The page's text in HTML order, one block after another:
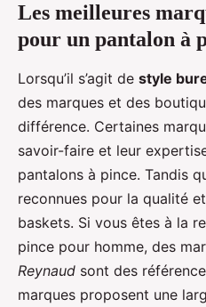
Les meilleures
pour un pantalon à
Lorsqu’il s’agit de style
des marques et des
différence. Certaines
savoir-faire et leur
pantalons à pince. Tandis
reconnues pour la qualité
baskets. Si vous êtes à la
pince pour homme, des
Reynaud sont des
marques proposent une